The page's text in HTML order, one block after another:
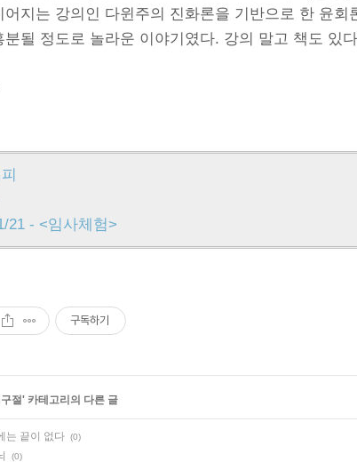
어지는 강의인 다윈주의 진화론을 기반으로 한 윤
분될 정도로 놀라운 이야기였다. 강의 말고 책도 있
21 - <임사체험>
구독하기
절' 카테고리의 다른 글
는 끝이 없다 (0)
(0)